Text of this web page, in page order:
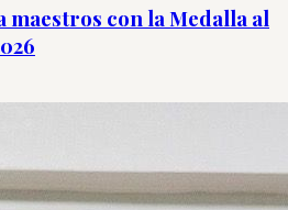
maestros con la Medalla al